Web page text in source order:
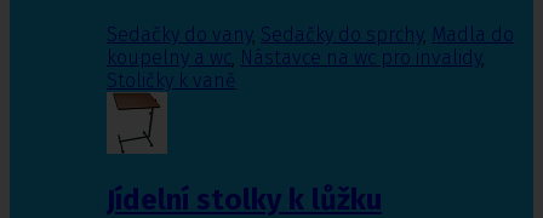
Sedačky do vany, Sedačky do sprchy, Madla do
koupelny a wc, Nástavce na wc pro invalidy,
Stoličky k vaně
Jídelní stolky k lůžku